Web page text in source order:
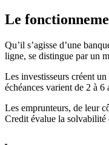
Le
Qu’il s’agisse d’une
ligne, se distingue par un
Les investisseurs créent
échéances varient de 2 à
Les emprunteurs, de leur
Credit évalue la solvabilité